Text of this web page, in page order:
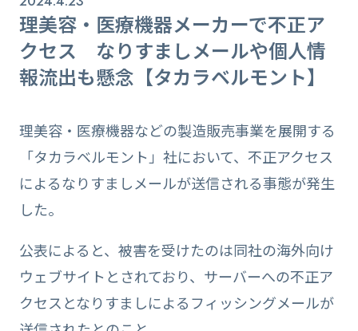
理美容・医療機器メーカーで不正ア
クセス なりすましメールや個人情
報流出も懸念【タカラベルモント】
理美容・医療機器などの製造販売事業を展開する
「タカラベルモント」社において、不正アクセス
によるなりすましメールが送信される事態が発生
した。
公表によると、被害を受けたのは同社の海外向け
ウェブサイトとされており、サーバーへの不正ア
クセスとなりすましによるフィッシングメールが